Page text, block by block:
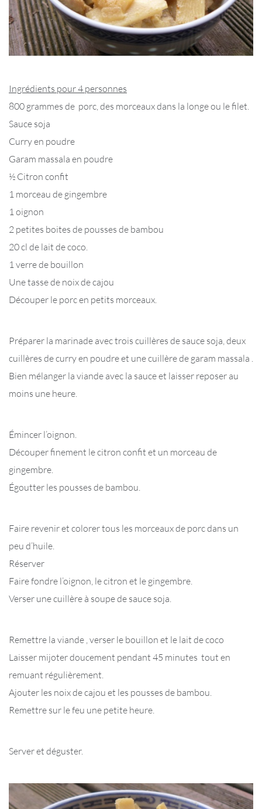
Ingrédients pour 4 personnes
800 grammes de porc, des morceaux dans la longe ou le filet.
Sauce soja
Curry en poudre
Garam massala en poudre
½ Citron confit
1 morceau de gingembre
1 oignon
2 petites boites de pousses de bambou
20 cl de lait de coco.
1 verre de bouillon
Une tasse de noix de cajou
Découper le porc en petits morceaux.
Préparer la marinade avec trois cuillères de sauce soja, deux
cuillères de curry en poudre et une cuillère de garam massala .
Bien mélanger la viande avec la sauce et laisser reposer au
moins une heure.
Émincer l’oignon.
Découper finement le citron confit et un morceau de
gingembre.
Égoutter les pousses de bambou.
Faire revenir et colorer tous les morceaux de porc dans un
peu d’huile.
Réserver
Faire fondre l’oignon, le citron et le gingembre.
Verser une cuillère à soupe de sauce soja.
Remettre la viande , verser le bouillon et le lait de coco
Laisser mijoter doucement pendant 45 minutes tout en
remuant régulièrement.
Ajouter les noix de cajou et les pousses de bambou.
Remettre sur le feu une petite heure.
Server et déguster.